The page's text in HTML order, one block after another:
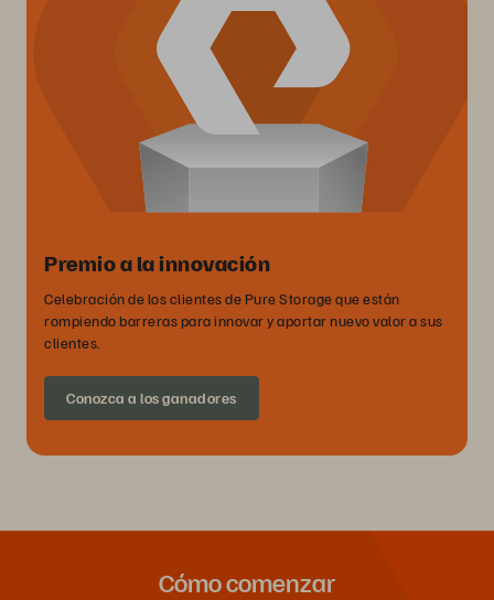
Premio a la innovación
Celebración de los clientes de Pure Storage que están
rompiendo barreras para innovar y aportar nuevo valor a sus
clientes.
Conozca a los ganadores
Cómo comenzar